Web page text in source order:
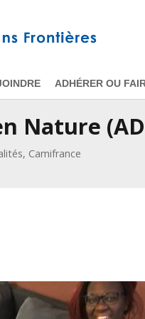
ADHÉRER OU
Nature
, Camifrance